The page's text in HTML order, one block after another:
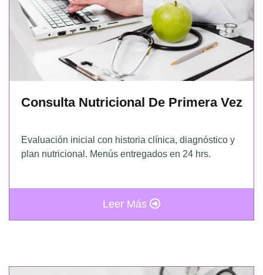
Consulta Nutricional De Primera Vez
Evaluación inicial con historia clínica, diagnóstico y
plan nutricional. Menús entregados en 24 hrs.
Leer Más